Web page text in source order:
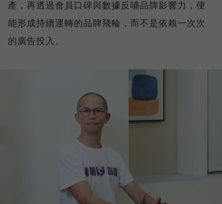
產，再透過會員口碑與數據反哺品牌影響力，便
能形成持續運轉的品牌飛輪，而不是依賴一次次
的廣告投入。